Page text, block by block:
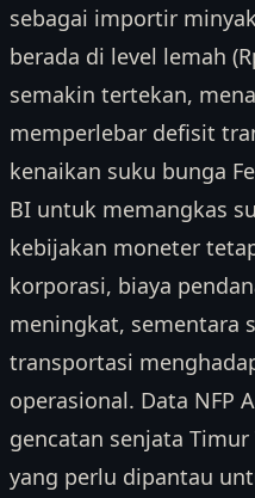
sebagai importir
berada di level lemah
semakin tertekan,
memperlebar defisit
kenaikan suku bunga
BI untuk memangkas
kebijakan moneter
korporasi, biaya
meningkat, sementara
transportasi
operasional. Data NFP
gencatan senjata
yang perlu dipantau